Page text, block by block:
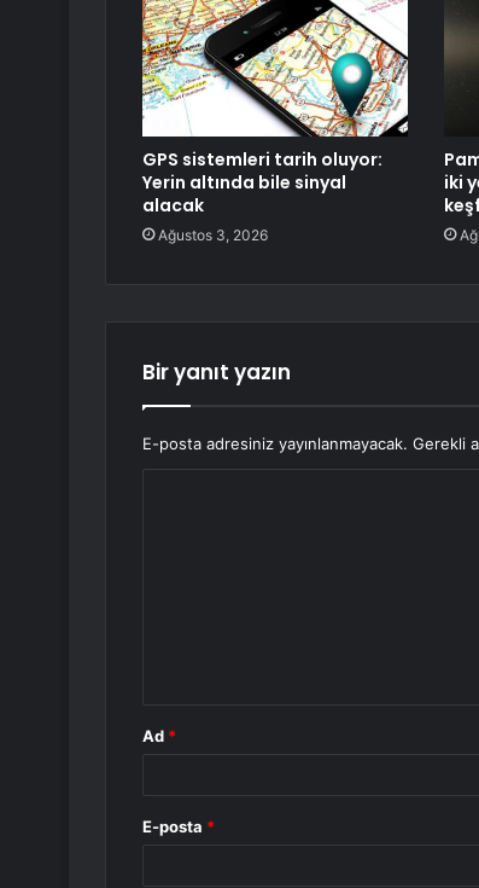
GPS sistemleri tarih oluyor:
Yerin altında bile sinyal
alacak
Ağustos 3, 2026
iki
Bir yanıt yazın
E-posta adresiniz yayınlanmayacak. Gerekli
Ad *
E-posta *